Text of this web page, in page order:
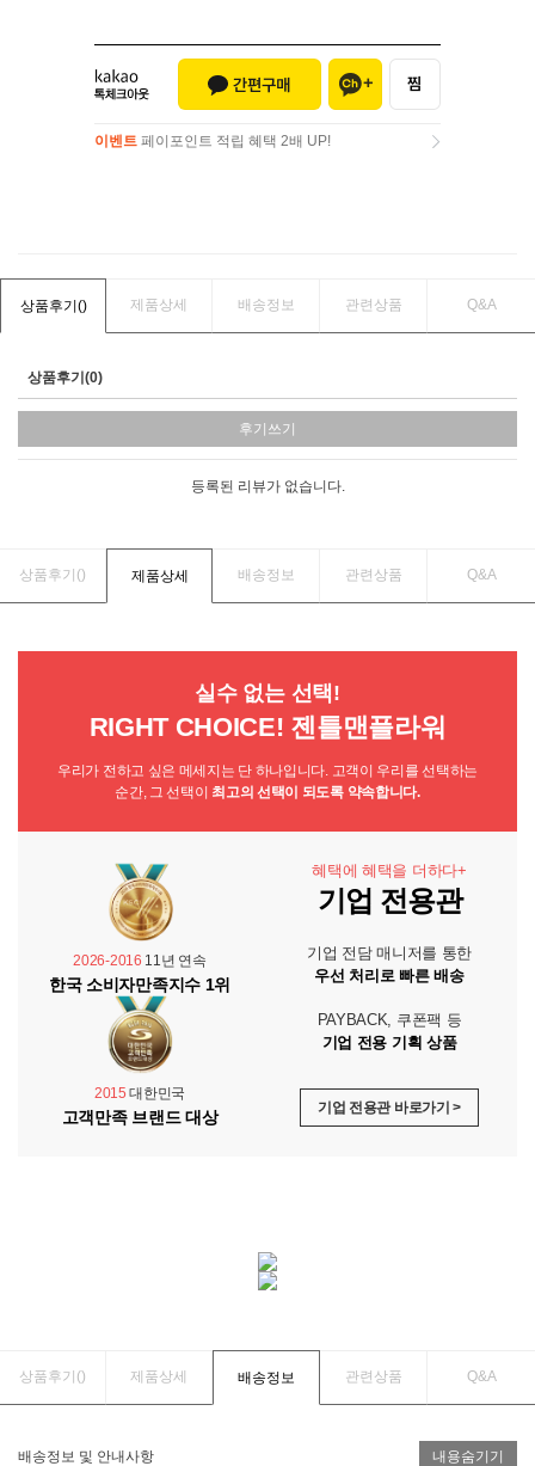
이벤트 페이포인트 적립 혜택 2배 UP!
상품후기() 제품상세 배송정보 관련상품 Q&A
상품후기(0)
후기쓰기
등록된 리뷰가 없습니다.
상품후기() 제품상세 배송정보 관련상품 Q&A
실수 없는 선택!
RIGHT CHOICE! 젠틀맨플라워
우리가 전하고 싶은 메세지는 단 하나입니다. 고객이 우리를 선택하는
순간, 그 선택이 최고의 선택이 되도록 약속합니다.
2026-2016 11년 연속
한국 소비자만족지수 1위
2015 대한민국
고객만족 브랜드 대상
혜택에 혜택을 더하다+
기업 전용관
기업 전담 매니저를 통한
우선 처리로 빠른 배송
PAYBACK, 쿠폰팩 등
기업 전용 기획 상품
기업 전용관 바로가기 >
상품후기() 제품상세 배송정보 관련상품 Q&A
배송정보 및 안내사항 내용숨기기